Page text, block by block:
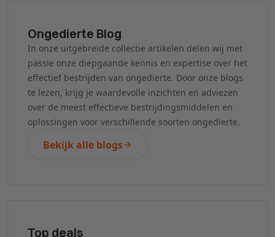
Ongedierte Blog
In onze uitgebreide collectie artikelen delen wij met
passie onze diepgaande kennis en expertise over het
effectief bestrijden van ongedierte. Door onze blogs
te lezen, krijg je waardevolle inzichten en adviezen
over de meest effectieve bestrijdingsmiddelen en
oplossingen voor verschillende soorten ongedierte.
Bekijk alle blogs
Top deals